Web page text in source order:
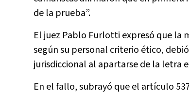
de la prueba”.
El juez Pablo Furlotti expresó que la
según su personal criterio ético,
jurisdiccional al apartarse de la letra
En el fallo, subrayó que el artículo